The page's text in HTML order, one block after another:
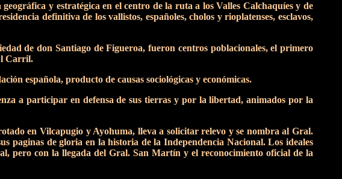
y estratégica en el centro de la ruta a los Valles Calchaquíes y de
definitiva de los vallistos, españoles, cholos y rioplatenses, esclavos,
de don Santiago de Figueroa, fueron centros poblacionales, el primero
Carril.
española, producto de causas sociológicas y económicas.
a participar en defensa de sus tierras y por la libertad, animados por la
en Vilcapugio y Ayohuma, lleva a solicitar relevo y se nombra al Gral.
de gloria en la historia de la Independencia Nacional. Los ideales
pero con la llegada del Gral. San Martín y el reconocimiento oficial de la